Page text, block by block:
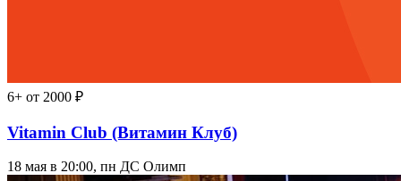
6+ от 2000 ₽
Vitamin Club (Витамин Клуб)
18 мая в 20:00, пн ДС Олимп